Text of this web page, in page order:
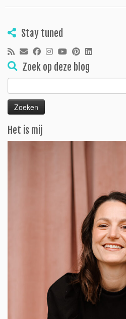
Stay tuned
Zoek op deze blog
Zoeken
naar:
Het is mij